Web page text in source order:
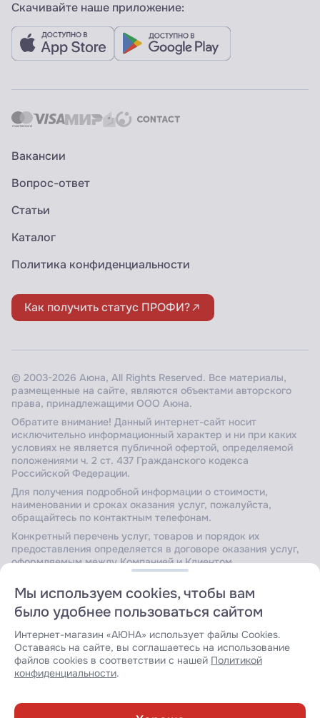
Скачивайте наше приложение:
Вакансии
Вопрос-ответ
Статьи
Каталог
Политика конфиденциальности
Как получить статус ПРОФИ?
© 2003-2026 Аюна, All Rights Reserved. Все материалы,
размещенные на сайте, являются объектами авторского
права, принадлежащими ООО Аюна.
Обратите внимание! Данный интернет-сайт носит
исключительно информационный характер и ни при каких
условиях не является публичной офертой, определяемой
положениями ч. 2 ст. 437 Гражданского кодекса
Российской Федерации.
Для получения подробной информации о стоимости,
наименовании и сроках оказания услуг, пожалуйста,
обращайтесь по контактным телефонам.
Конкретный перечень услуг, товаров и порядок их
предоставления определяется в договоре оказания услуг,
оформляемым между Компанией и Клиентом.
Сайт защищен Yandex SmartCaptcha.Уведомление об
условиях обработки данных сервисом.
Мы используем cookies, чтобы вам
было удобнее пользоваться сайтом
Интернет-магазин «АЮНА» использует файлы Cookies.
Оставаясь на сайте, вы соглашаетесь на использование
файлов cookies в соответствии с нашей Политикой
конфиденциальности.